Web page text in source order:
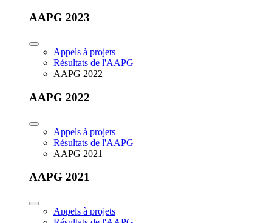
AAPG 2023
Appels à projets
Résultats de l'AAPG
AAPG 2022
AAPG 2022
Appels à projets
Résultats de l'AAPG
AAPG 2021
AAPG 2021
Appels à projets